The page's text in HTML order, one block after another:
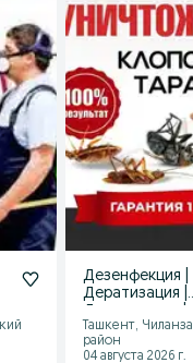
Дезенфекция |
Дератизация |
Dezinfeksiya
Ташкент,
район
04 августа 2026 г.